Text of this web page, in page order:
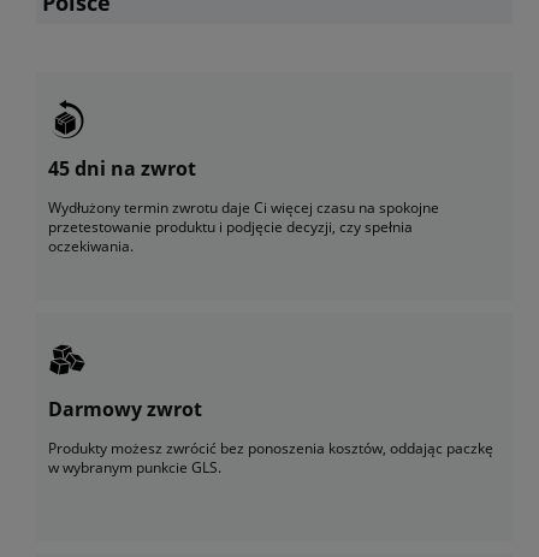
45 dni na zwrot
Wydłużony termin zwrotu daje Ci więcej czasu na spokojne
przetestowanie produktu i podjęcie decyzji, czy spełnia
oczekiwania.
Darmowy zwrot
Produkty możesz zwrócić bez ponoszenia kosztów, oddając paczkę
w wybranym punkcie GLS.